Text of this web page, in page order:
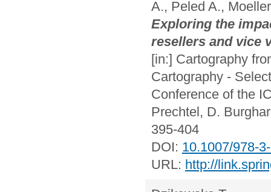
A., Peled A.,
Exploring the
resellers and vice
[in:] Cartography
Cartography -
Conference of the
Prechtel, D.
395-404
DOI: 10.1007/978-
URL: http://